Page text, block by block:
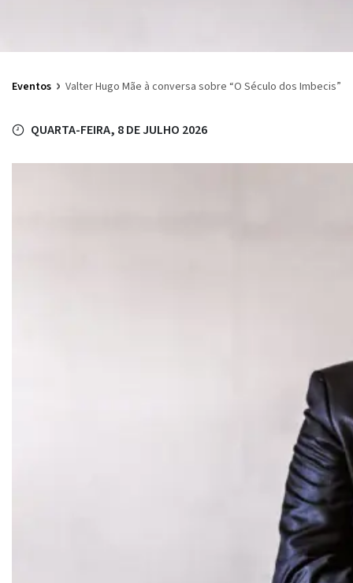
Eventos › Valter Hugo Mãe à conversa sobre “O Século dos Imbecis”
QUARTA-FEIRA, 8 DE JULHO 2026